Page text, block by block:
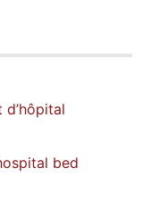
d’hôpital
bed